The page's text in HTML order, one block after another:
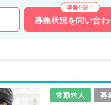
募集状況を 問い合
常勤求人 募